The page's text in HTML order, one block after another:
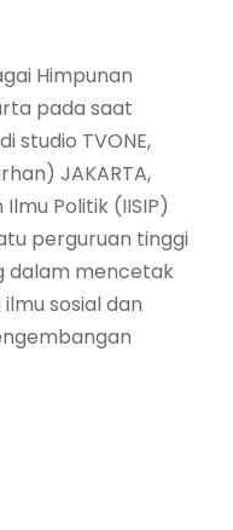
Himpunan
pada saat
studio TVONE,
JAKARTA,
Politik (IISIP)
perguruan tinggi
dalam mencetak
sosial dan